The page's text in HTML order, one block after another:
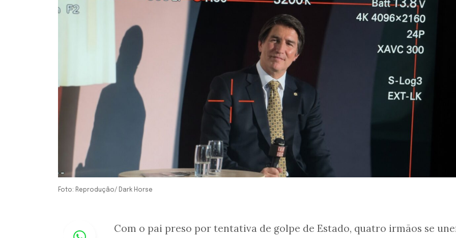
Foto: Reprodução/ Dark Horse
Whastapp
Com o pai preso por tentativa de golpe de Estado, quatro irmãos se